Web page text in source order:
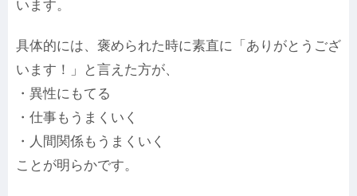
います。
具体的には、褒められた時に素直に「ありがとうござ
います！」と言えた方が、
・異性にもてる
・仕事もうまくいく
・人間関係もうまくいく
ことが明らかです。